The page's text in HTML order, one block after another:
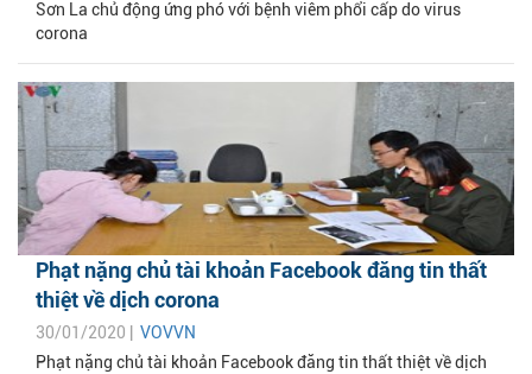
Sơn La chủ động ứng phó với bệnh viêm phổi cấp do virus
corona
Phạt nặng chủ tài khoản Facebook đăng tin thất
thiệt về dịch corona
30/01/2020 | VOVVN
Phạt nặng chủ tài khoản Facebook đăng tin thất thiệt về dịch